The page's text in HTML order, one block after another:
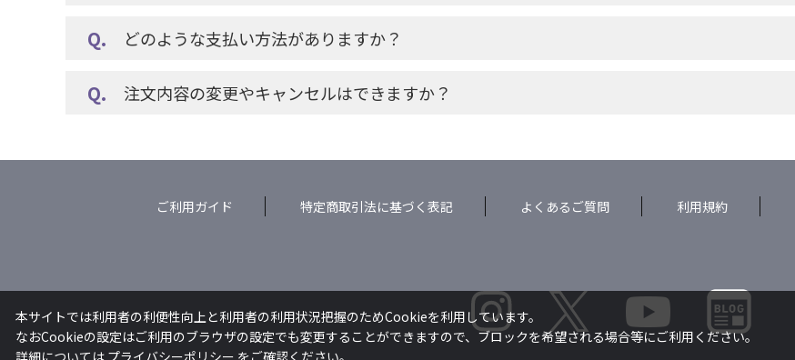
どのような支払い方法がありますか？
注文内容の変更やキャンセルはできますか？
ご利用ガイド 特定商取引法に基づく表記 よくあるご質問 利用規約
本サイトでは利用者の利便性向上と利用者の利用状況把握のためCookieを利用しています。
なおCookieの設定はご利用のブラウザの設定でも変更することができますので、ブロックを希望される場合等にご利用ください。